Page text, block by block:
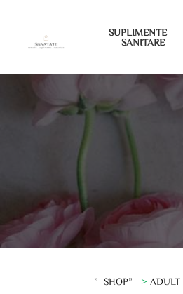
SUPLIMENTE
SANITARE
”SHOP” > ADULT